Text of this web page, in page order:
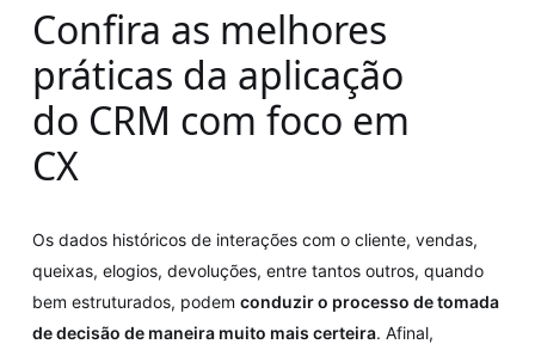
Confira as melhores
práticas da aplicação
do CRM com foco em
CX
Os dados históricos de interações com o cliente, vendas,
queixas, elogios, devoluções, entre tantos outros, quando
bem estruturados, podem conduzir o processo de tomada
de decisão de maneira muito mais certeira. Afinal,